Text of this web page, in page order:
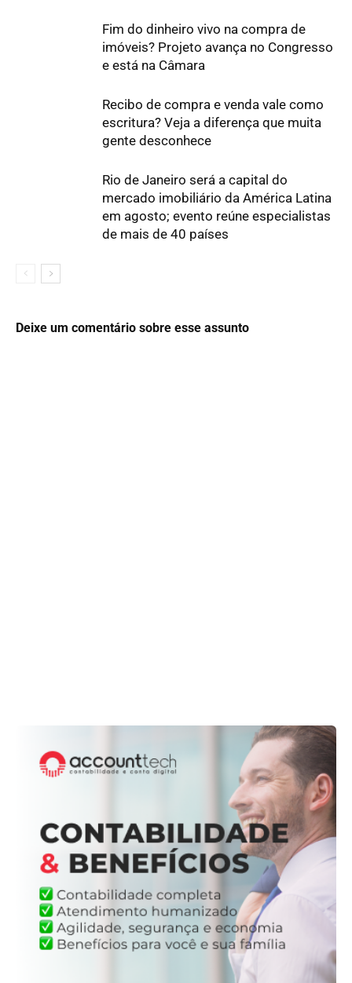
Fim do dinheiro vivo na compra de
imóveis? Projeto avança no Congresso
e está na Câmara
Recibo de compra e venda vale como
escritura? Veja a diferença que muita
gente desconhece
Rio de Janeiro será a capital do
mercado imobiliário da América Latina
em agosto; evento reúne especialistas
de mais de 40 países
Deixe um comentário sobre esse assunto